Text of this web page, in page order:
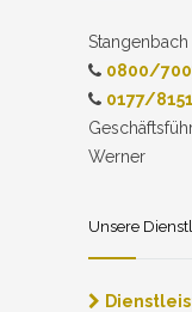
Stangenbach
0800/
0177/
Werner
Unsere